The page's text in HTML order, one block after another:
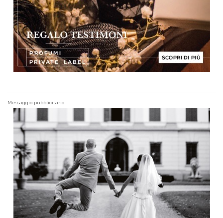
Messaggio pubblicitario